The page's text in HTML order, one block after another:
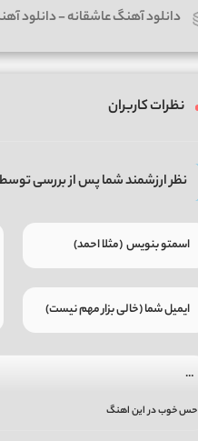
دانلود آهنگ عاشقانه-دانلود
نظرات کاربران
نظر ارزشمند شما پس از بررسی
…
حس خوب در این اهنگ